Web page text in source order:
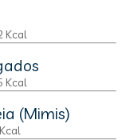
Kcal
Kcal
(Mimis)